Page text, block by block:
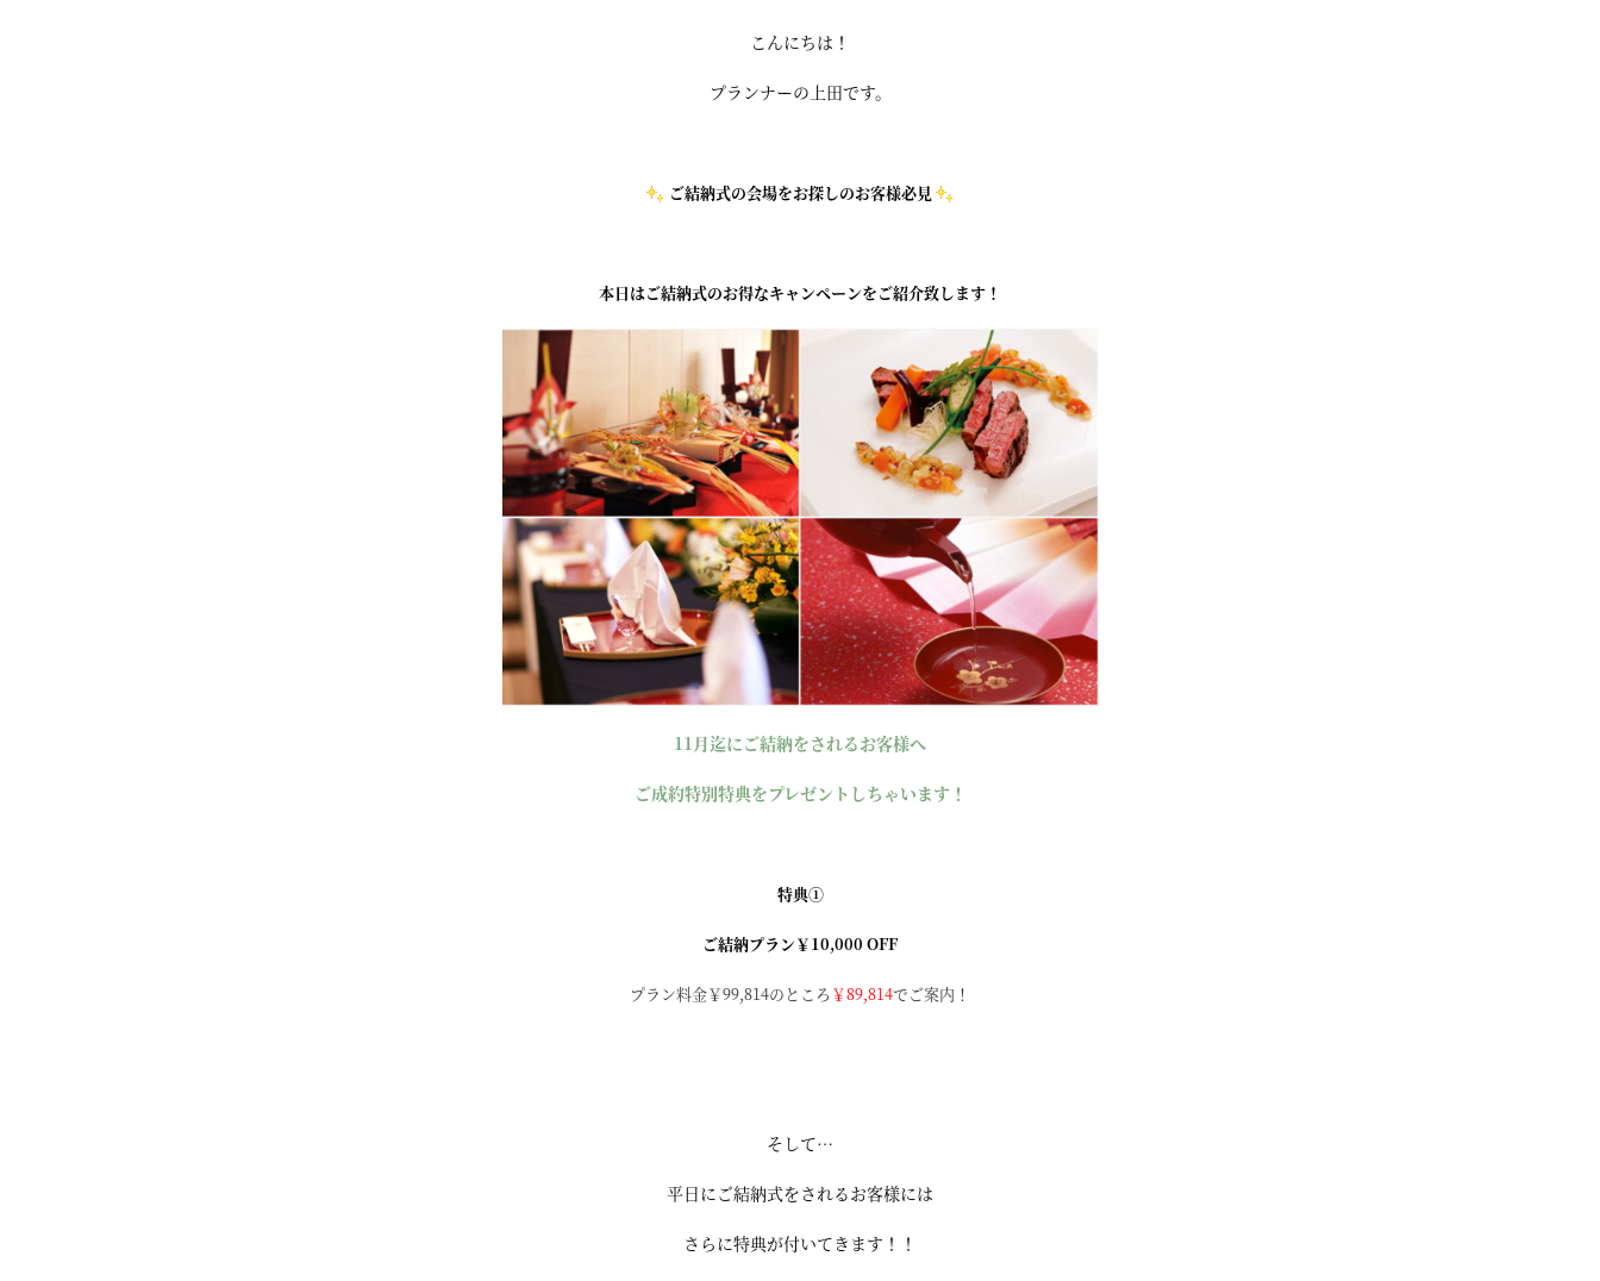
こんにちは！
プランナーの上田です。
ご結納式の会場をお探しのお客様必見
本日はご結納式のお得なキャンペーンをご紹介致します！
11月迄にご結納をされるお客様へ
ご成約特別特典をプレゼントしちゃいます！
特典①
ご結納プラン￥10,000 OFF
プラン料金￥99,814のところ ￥89,814でご案内！
そして…
平日にご結納式をされるお客様には
さらに特典が付いてきます！！